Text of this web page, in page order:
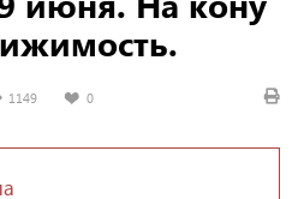
1149 0